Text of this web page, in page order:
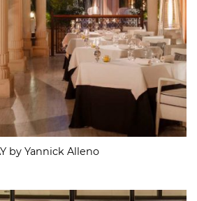
by Yannick Alleno